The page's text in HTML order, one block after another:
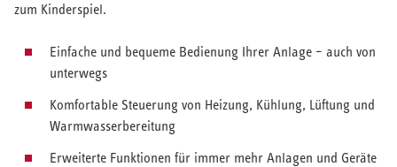
zum Kinderspiel.
Einfache und bequeme Bedienung Ihrer Anlage – auch von
unterwegs
Komfortable Steuerung von Heizung, Kühlung, Lüftung und
Warmwasserbereitung
Erweiterte Funktionen für immer mehr Anlagen und Geräte